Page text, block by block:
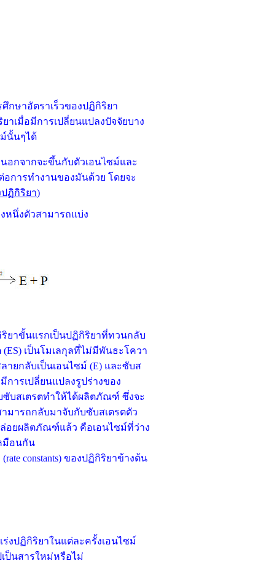
กษาอัตราเร็วของปฏิกิริยา
ยาเมื่อมีการเปลี่ยนแปลงปัจจัยบาง
ม์นั้นๆได้
กจากจะขึ้นกับตัวเอนไซม์และ
การทำงานของมันด้วย โดยจะ
ปฏิกิริยา)
หนึ่งตัวสามารถแบ่ง
ยาขั้นแรกเป็นปฏิกิริยาที่ทวนกลับ
เป็นโมเลกุลที่ไม่มีพันธะโควา
ายกลับเป็นเอนไซม์ (E) และซับส
การเปลี่ยนแปลงรูปร่างของ
ซับสเตรตทำให้ได้ผลิตภัณฑ์ ซึ่งจะ
มารถกลับมาจับกับซับสเตรตตัว
ล่อยผลิตภัณฑ์แล้ว คือเอนไซม์ที่ว่าง
มือนกัน
constants) ของปฏิกิริยาข้างต้น
งปฏิกิริยาในแต่ละครั้งเอนไซม์
ป็นสารใหม่หรือไม่